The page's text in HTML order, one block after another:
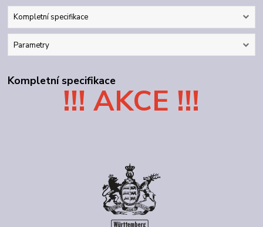
Kompletní specifikace
Parametry
Kompletní specifikace
!!! AKCE !!!